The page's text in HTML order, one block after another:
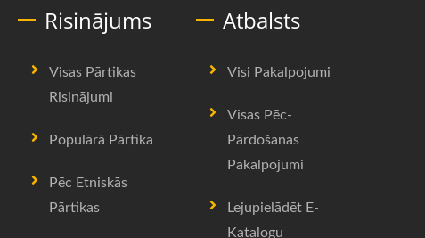
Risinājums
Visas Pārtikas
Risinājumi
Populārā Pārtika
Pēc Etniskās
Pārtikas
Atbalsts
Visi Pakalpojumi
Visas Pēc-
Pārdošanas
Pakalpojumi
Lejupielādēt E-
Katalogu